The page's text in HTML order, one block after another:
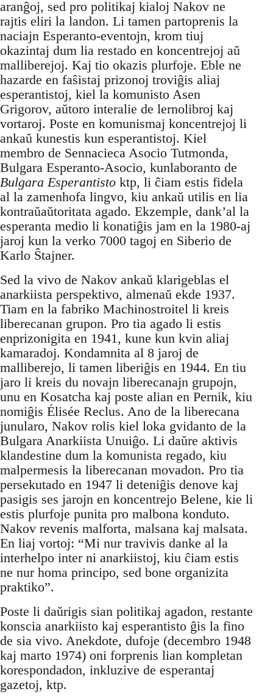
aranĝoj, sed pro politikaj kialoj Nakov ne
rajtis eliri la landon. Li tamen partoprenis la
naciajn Esperanto-eventojn, krom tiuj
okazintaj dum lia restado en koncentrejoj aŭ
malliberejoj. Kaj tio okazis plurfoje. Eble ne
hazarde en faŝistaj prizonoj troviĝis aliaj
esperantistoj, kiel la komunisto Asen
Grigorov, aŭtoro interalie de lernolibroj kaj
vortaroj. Poste en komunismaj koncentrejoj li
ankaŭ kunestis kun esperantistoj. Kiel
membro de Sennacieca Asocio Tutmonda,
Bulgara Esperanto-Asocio, kunlaboranto de
Bulgara Esperantisto ktp, li ĉiam estis fidela
al la zamenhofa lingvo, kiu ankaŭ utilis en lia
kontraŭaŭtoritata agado. Ekzemple, dank’al la
esperanta medio li konatiĝis jam en la 1980-aj
jaroj kun la verko 7000 tagoj en Siberio de
Karlo Ŝtajner.
Sed la vivo de Nakov ankaŭ klarigeblas el
anarkiista perspektivo, almenaŭ ekde 1937.
Tiam en la fabriko Machinostroitel li kreis
liberecanan grupon. Pro tia agado li estis
enprizonigita en 1941, kune kun kvin aliaj
kamaradoj. Kondamnita al 8 jaroj de
malliberejo, li tamen liberiĝis en 1944. En tiu
jaro li kreis du novajn liberecanajn grupojn,
unu en Kosatcha kaj poste alian en Pernik, kiu
nomiĝis Élisée Reclus. Ano de la liberecana
junularo, Nakov rolis kiel loka gvidanto de la
Bulgara Anarkiista Unuiĝo. Li daŭre aktivis
klandestine dum la komunista regado, kiu
malpermesis la liberecanan movadon. Pro tia
persekutado en 1947 li deteniĝis denove kaj
pasigis ses jarojn en koncentrejo Belene, kie li
estis plurfoje punita pro malbona konduto.
Nakov revenis malforta, malsana kaj malsata.
En liaj vortoj: “Mi nur travivis danke al la
interhelpo inter ni anarkiistoj, kiu ĉiam estis
ne nur homa principo, sed bone organizita
praktiko”.
Poste li daŭrigis sian politikaj agadon, restante
konscia anarkiisto kaj esperantisto ĝis la fino
de sia vivo. Anekdote, dufoje (decembro 1948
kaj marto 1974) oni forprenis lian kompletan
korespondadon, inkluzive de esperantaj
gazetoj, ktp.